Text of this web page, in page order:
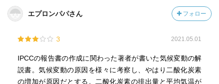
Ppmを超えていることは確かであり、軌道要素の変化によ
す。
■温暖化の原因特定
エプロンパパさん フォロー
3 2021.05.01
IPCCの報告書の作成に関わった著者が書いた気候変動の解
説書。気候変動の原因を様々に考察し、やはり二酸化炭素
の増加が原因だとする。二酸化炭素の排出量と平均気温が